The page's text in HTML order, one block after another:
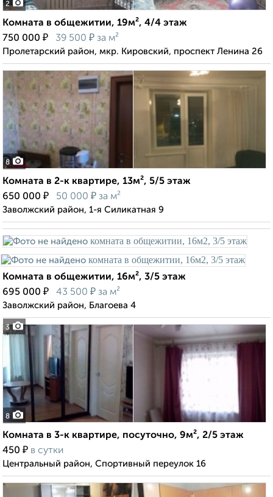
2
Комната в общежитии, 19м², 4/4 этаж
750 000 ₽ 39 500 ₽ за м²
Пролетарский район, мкр. Кировский, проспект Ленина 26
8
Комната в 2-к квартире, 13м², 5/5 этаж
650 000 ₽ 50 000 ₽ за м²
Заволжский район, 1-я Силикатная 9
3
Комната в общежитии, 16м², 3/5 этаж
695 000 ₽ 43 500 ₽ за м²
Заволжский район, Благоева 4
8
Комната в 3-к квартире, посуточно, 9м², 2/5 этаж
450 ₽ в сутки
Центральный район, Спортивный переулок 16